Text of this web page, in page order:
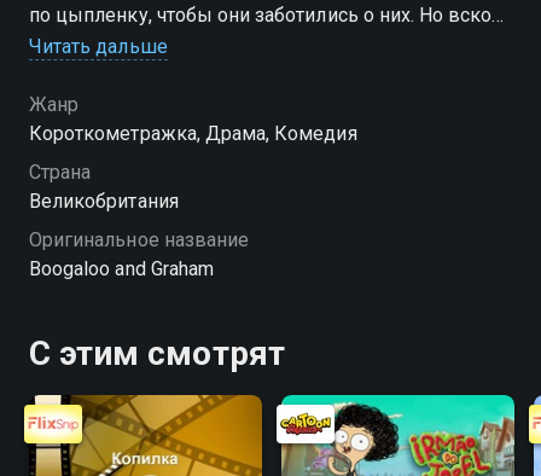
по цыпленку, чтобы они заботились о них. Но вскоре
родители шокируют мальчиков, объявляя, что в их
Читать дальше
Жанр
Короткометражка, Драма, Комедия
Страна
Великобритания
Оригинальное название
Boogaloo and Graham
С этим смотрят